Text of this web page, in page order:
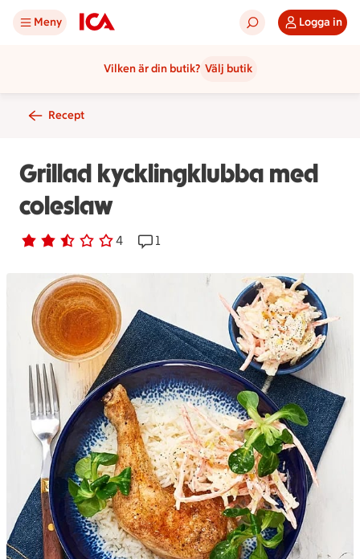
Meny Logga in
Vilken är din butik? Välj butik
Recept
Grillad kycklingklubba med
coleslaw
Betyg 2.5 av 5. 4
4 personer har röstatReceptet har 1 kommentarer
1